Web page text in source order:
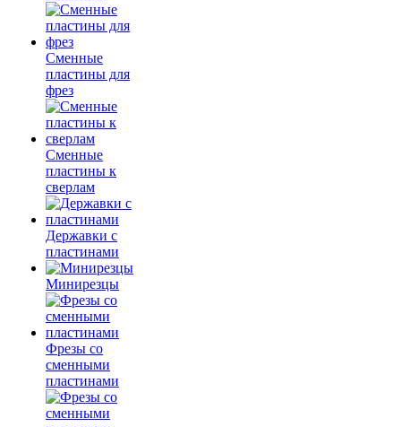
Сменные
пластины для
фрез
Сменные
пластины к
сверлам
Державки с
пластинами
Минирезцы
Фрезы со
сменными
пластинами